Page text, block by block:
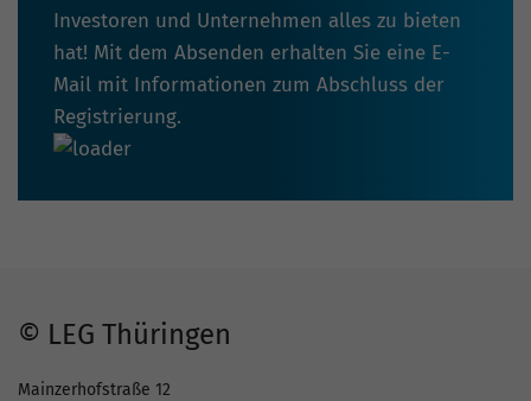
Investoren und Unternehmen alles zu bieten
hat! Mit dem Absenden erhalten Sie eine E-
Mail mit Informationen zum Abschluss der
Registrierung.
© LEG Thüringen
Mainzerhofstraße 12